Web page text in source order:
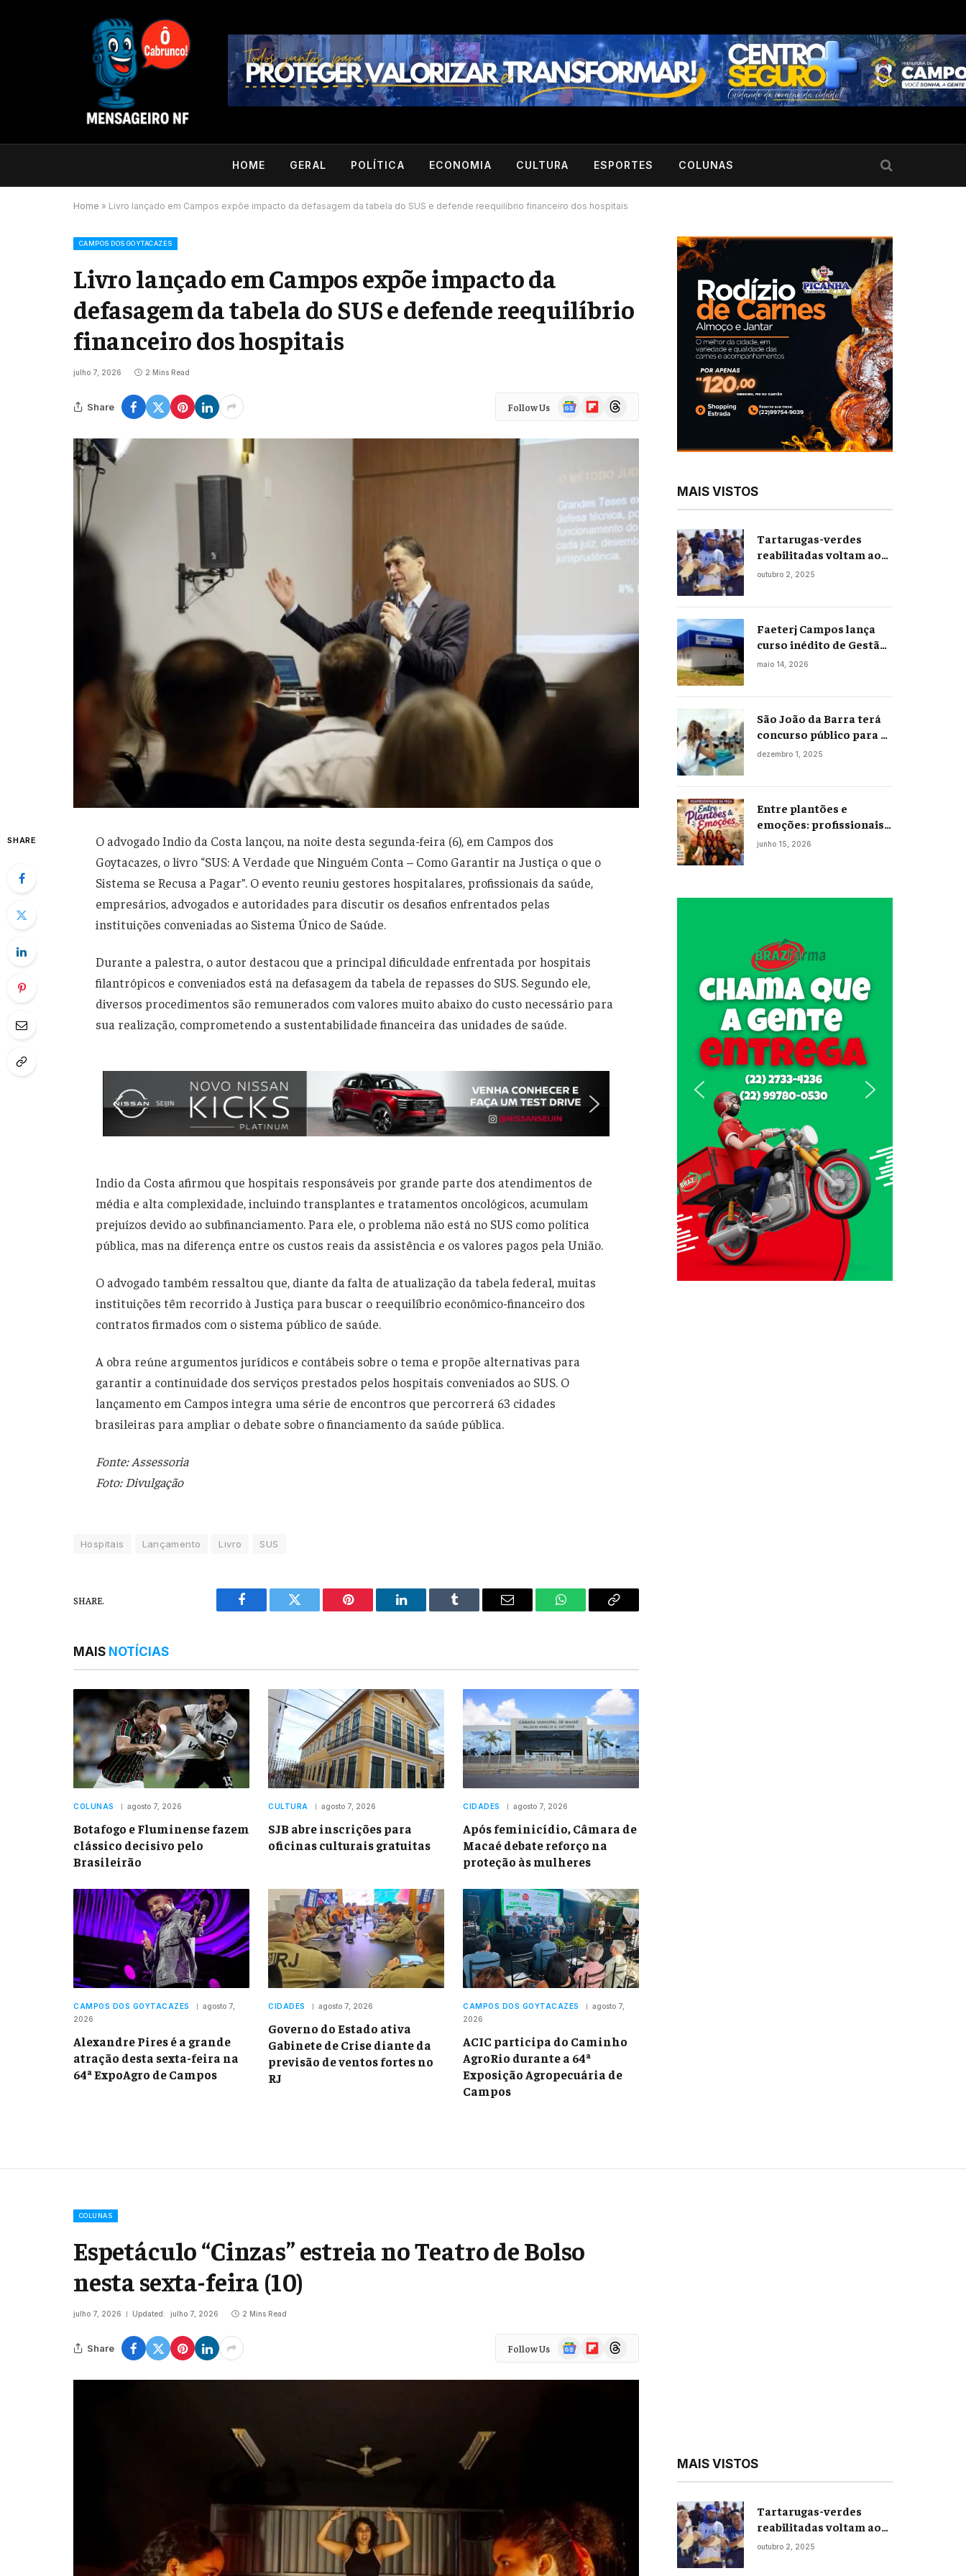
HOME GERAL POLÍTICA ECONOMIA CULTURA ESPORTES COLUNAS
Home » Livro lançado em Campos expõe impacto da defasagem da tabela do SUS e defende reequilíbrio financeiro dos hospitais
CAMPOS DOS GOYTACAZES
Livro lançado em Campos expõe impacto da
defasagem da tabela do SUS e defende reequilíbrio
financeiro dos hospitais
julho 7, 2026 2 Mins Read
Share Follow Us
Google
News
FlipboardThreads
SHARE
O advogado Indio da Costa lançou, na noite desta segunda-feira (6), em Campos dos
Goytacazes, o livro “SUS: A Verdade que Ninguém Conta – Como Garantir na Justiça o que o
Sistema se Recusa a Pagar”. O evento reuniu gestores hospitalares, profissionais da saúde,
empresários, advogados e autoridades para discutir os desafios enfrentados pelas
instituições conveniadas ao Sistema Único de Saúde.
Durante a palestra, o autor destacou que a principal dificuldade enfrentada por hospitais
filantrópicos e conveniados está na defasagem da tabela de repasses do SUS. Segundo ele,
diversos procedimentos são remunerados com valores muito abaixo do custo necessário para
sua realização, comprometendo a sustentabilidade financeira das unidades de saúde.
Indio da Costa afirmou que hospitais responsáveis por grande parte dos atendimentos de
média e alta complexidade, incluindo transplantes e tratamentos oncológicos, acumulam
prejuízos devido ao subfinanciamento. Para ele, o problema não está no SUS como política
pública, mas na diferença entre os custos reais da assistência e os valores pagos pela União.
O advogado também ressaltou que, diante da falta de atualização da tabela federal, muitas
instituições têm recorrido à Justiça para buscar o reequilíbrio econômico-financeiro dos
contratos firmados com o sistema público de saúde.
A obra reúne argumentos jurídicos e contábeis sobre o tema e propõe alternativas para
garantir a continuidade dos serviços prestados pelos hospitais conveniados ao SUS. O
lançamento em Campos integra uma série de encontros que percorrerá 63 cidades
brasileiras para ampliar o debate sobre o financiamento da saúde pública.
Fonte: Assessoria
Foto: Divulgação
Hospitais Lançamento Livro SUS
SHARE.
Facebook Twitter Pinterest LinkedIn Tumblr Email WhatsAppCopy
MAIS NOTÍCIAS
COLUNAS agosto 7, 2026
Botafogo e Fluminense fazem
clássico decisivo pelo
Brasileirão
CULTURA agosto 7, 2026
SJB abre inscrições para
oficinas culturais gratuitas
CIDADES agosto 7, 2026
Após feminicídio, Câmara de
Macaé debate reforço na
proteção às mulheres
CAMPOS DOS GOYTACAZES
agosto 7,
2026
Alexandre Pires é a grande
atração desta sexta-feira na
64ª ExpoAgro de Campos
CIDADES agosto 7, 2026
Governo do Estado ativa
Gabinete de Crise diante da
previsão de ventos fortes no
RJ
CAMPOS DOS GOYTACAZES
agosto 7,
2026
ACIC participa do Caminho
AgroRio durante a 64ª
Exposição Agropecuária de
Campos
MAIS VISTOS
Tartarugas-verdes
reabilitadas voltam ao
mar em soltura inédita
outubro 2, 2025
Faeterj Campos lança
curso inédito de Gestão
Portuária
maio 14, 2026
São João da Barra terá
concurso público para a
Educação em 2026;
dezembro 1, 2025
Entre plantões e
emoções: profissionais
da enfermagem levam
junho 15, 2026
COLUNAS
Espetáculo “Cinzas” estreia no Teatro de Bolso
nesta sexta-feira (10)
julho 7, 2026 Updated: julho 7, 2026 2 Mins Read
Share Follow Us
Google
News
FlipboardThreads
MAIS VISTOS
Tartarugas-verdes
reabilitadas voltam ao
mar em soltura inédita
outubro 2, 2025